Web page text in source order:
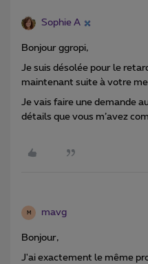
Sophie A
Bonjour ggropi,
Je suis désolée pour le
maintenant suite à votre
Je vais faire une demande
détails que vous m’avez
M mavg
Bonjour,
J'ai exactement le même